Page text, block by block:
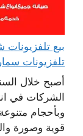
تلفزيونات
أصبح خلال
الشركات في
قوية وصورة